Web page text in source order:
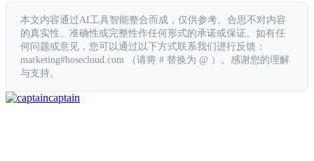
本文内容通过AI工具智能整合而成，仅供参考。合思不对内容
的真实性、准确性或完整性作任何形式的承诺或保证。如有任
何问题或意见，您可以通过以下方式联系我们进行反馈：
marketing#hosecloud.com （请将 # 替换为 @ ）。感谢您的理解
与支持。
captain